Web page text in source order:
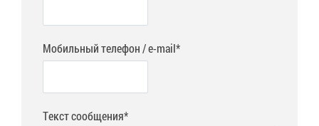
Мобильный телефон / e-mail*
Текст сообщения*